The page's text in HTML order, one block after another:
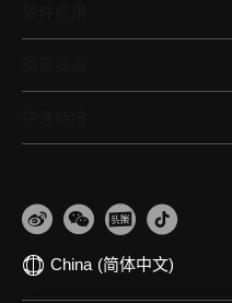
China (简体中文)